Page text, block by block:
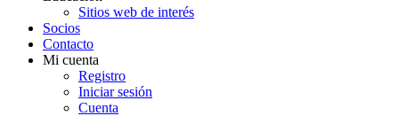
Sitios web de interés
Socios
Contacto
Mi cuenta
Registro
Iniciar sesión
Cuenta